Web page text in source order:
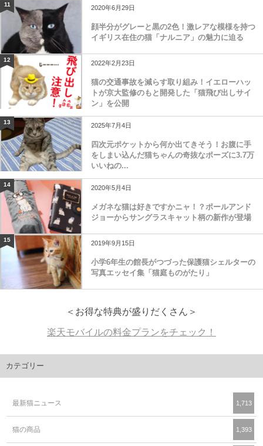
11 2020年6月29日
顔半分がグレーと黒の2色！激レアな模様を持つ
イギリス在住の猫「ナルニア」の魅力に迫る
12 2022年2月23日
猫の交通事故を減らす取り組み！イエローハッ
トが京大監修のもと開発した「猫飛び出しサイ
ン」を公開
13 2025年7月4日
四次元ポケットから何か出てきそう！お腹に手
をしまい込んだ猫ちゃんの奇抜なポーズに3.7万
いいねの...
14 2020年5月4日
メガネな猫は好きですかニャ！？ポールアンド
ジョーからサングラスキャット柄の新作が登場
15 2019年9月15日
小学6年生の館長がつづった保護猫シェルターの
写真エッセイ集「猫庭ものがたり」
＜お得な特典が盛りだくさん＞
楽天モバイルの料金プランをチェック！
カテゴリー
最新猫ニュース 1,713
猫の商品 1,393